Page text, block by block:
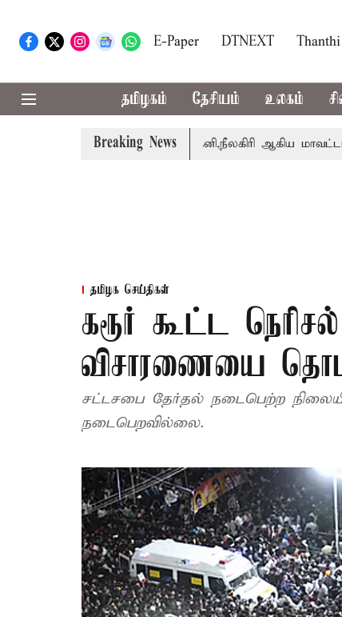
E-Paper DTNEXT
தமிழகம் தேசியம் உலகம்
Breaking News
கோவை, தேனி,நீலகிரி ஆகிய
தமிழக செய்திகள்
கரூர் கூட்ட
விசாரணையை
சட்டசபை தேர்தல் நடைபெற்ற
நடைபெறவில்லை.